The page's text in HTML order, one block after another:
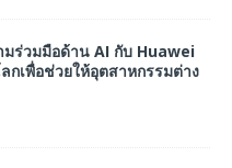
มร่วมมือด้าน AI กับ Huawei
เพื่อช่วยให้อุตสาหกรรมต่าง